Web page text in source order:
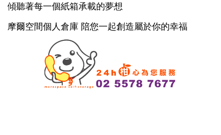
傾聽著每一個紙箱承載的夢想
摩爾空間個人倉庫 陪您一起創造屬於你的幸福